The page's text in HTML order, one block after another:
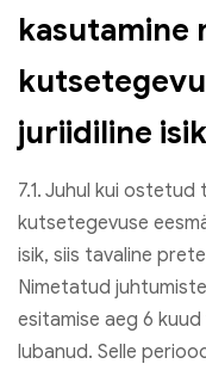
kasutamine
juriidiline
7.1. Juhul kui
kutsetegevuse
isik, siis tavaline
Nimetatud
esitamise aeg 6
lubanud. Selle